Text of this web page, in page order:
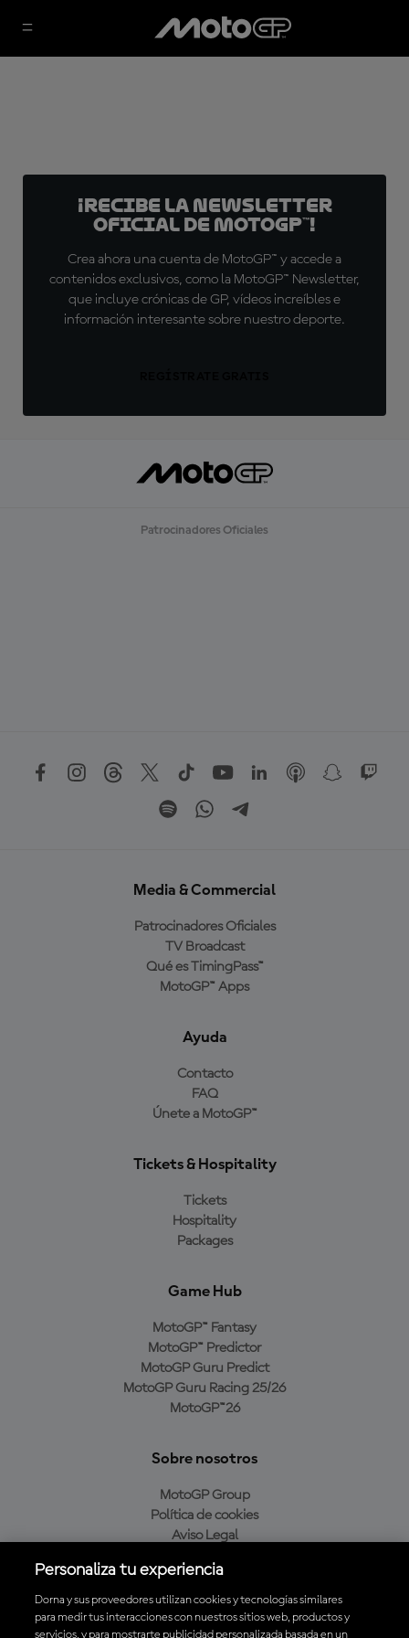
¡Recibe la Newsletter
oficial de MotoGP™!
Crea ahora una cuenta de MotoGP™ y accede a
contenidos exclusivos, como la MotoGP™ Newsletter,
que incluye crónicas de GP, vídeos increíbles e
información interesante sobre nuestro deporte.
Patrocinadores Oficiales
Media & Commercial
Patrocinadores Oficiales
TV Broadcast
Qué es TimingPass™
MotoGP™ Apps
Ayuda
Contacto
FAQ
Únete a MotoGP™
Tickets & Hospitality
Tickets
Hospitality
Packages
Game Hub
MotoGP™ Fantasy
MotoGP™ Predictor
MotoGP Guru Predict
MotoGP Guru Racing 25/26
MotoGP™26
Sobre nosotros
MotoGP Group
Política de cookies
Aviso Legal
Política de compra
Personaliza tu experiencia
Dorna y sus proveedores utilizan cookies y tecnologías similares
para medir tus interacciones con nuestros sitios web, productos y
servicios, y para mostrarte publicidad personalizada basada en un